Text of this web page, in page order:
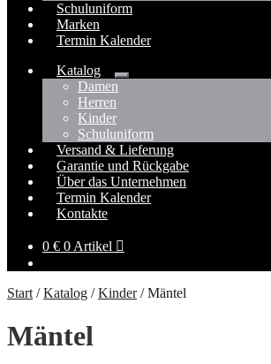
Schuluniform
Marken
Termin Kalender
Katalog
Untermenü
Damen
Herren
Kinder
Schuluniform
Versand & Lieferung
Garantie und Rückgabe
Über das Unternehmen
Termin Kalender
Kontakte
0 € 0 Artikel
Start /Katalog /Kinder/Mäntel
Mäntel